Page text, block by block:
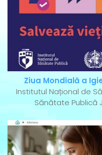
Ziua Mondială a
Institutul Național de
Sănătate Publică